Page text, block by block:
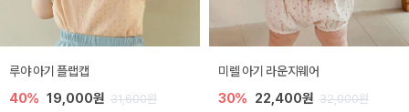
루야 아기 플랩캡
40% 19,000원 31,600원
미렐 아기 라운지웨어
30% 22,400원 32,000원